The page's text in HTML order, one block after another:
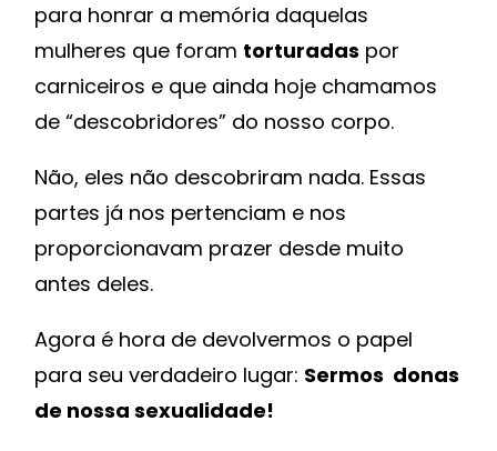
para honrar a memória daquelas
mulheres que foram torturadas por
carniceiros e que ainda hoje chamamos
de “descobridores” do nosso corpo.
Não, eles não descobriram nada. Essas
partes já nos pertenciam e nos
proporcionavam prazer desde muito
antes deles.
Agora é hora de devolvermos o papel
para seu verdadeiro lugar: Sermos donas
de nossa sexualidade!